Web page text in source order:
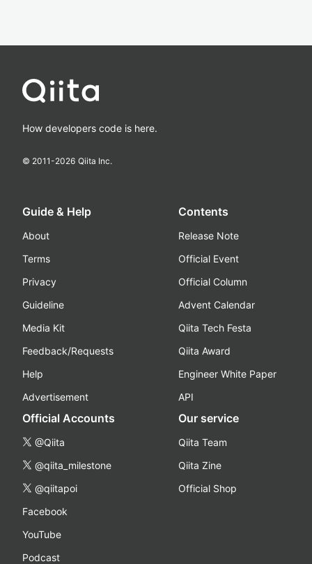
How developers code is here.
© 2011-2026 Qiita Inc.
Guide & Help
About
Terms
Privacy
Guideline
Media Kit
Feedback/Requests
Help
Advertisement
Contents
Release Note
Official Event
Official Column
Advent Calendar
Qiita Tech Festa
Qiita Award
Engineer White Paper
API
Official Accounts
@Qiita
@qiita_milestone
@qiitapoi
Facebook
YouTube
Podcast
Our service
Qiita Team
Qiita Zine
Official Shop